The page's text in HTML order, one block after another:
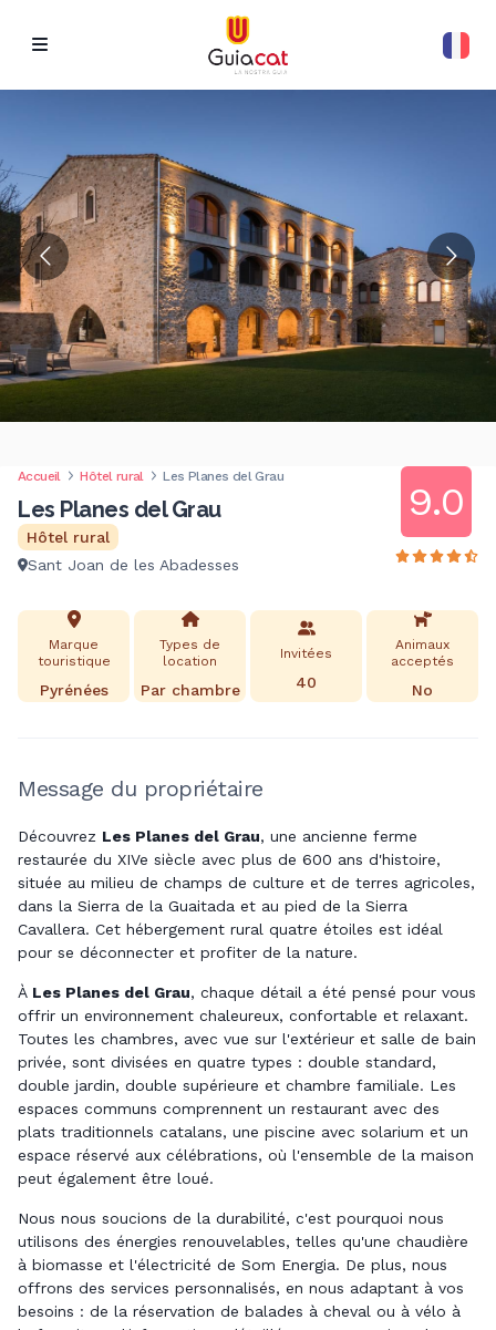
Accueil Hôtel rural Les Planes del Grau
Les Planes del Grau
Hôtel rural
Sant Joan de les Abadesses
9.0
Marque
touristique
Pyrénées
Types de
location
Par chambre
Invitées
40
Animaux
acceptés
No
Message du propriétaire
Découvrez Les Planes del Grau, une ancienne ferme
restaurée du XIVe siècle avec plus de 600 ans d'histoire,
située au milieu de champs de culture et de terres agricoles,
dans la Sierra de la Guaitada et au pied de la Sierra
Cavallera. Cet hébergement rural quatre étoiles est idéal
pour se déconnecter et profiter de la nature.
À Les Planes del Grau, chaque détail a été pensé pour vous
offrir un environnement chaleureux, confortable et relaxant.
Toutes les chambres, avec vue sur l'extérieur et salle de bain
privée, sont divisées en quatre types : double standard,
double jardin, double supérieure et chambre familiale. Les
espaces communs comprennent un restaurant avec des
plats traditionnels catalans, une piscine avec solarium et un
espace réservé aux célébrations, où l'ensemble de la maison
peut également être loué.
Nous nous soucions de la durabilité, c'est pourquoi nous
utilisons des énergies renouvelables, telles qu'une chaudière
à biomasse et l'électricité de Som Energia. De plus, nous
offrons des services personnalisés, en nous adaptant à vos
besoins : de la réservation de balades à cheval ou à vélo à